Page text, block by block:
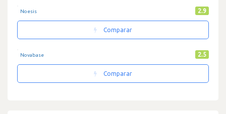
Noesis 2.9
Comparar
Novabase 2.5
Comparar